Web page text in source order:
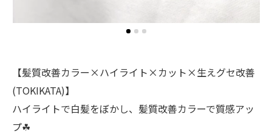
【髪質改善カラー×ハイライト×カット×生えグセ改善
(TOKIKATA)】
ハイライトで白髪をぼかし、髪質改善カラーで質感アッ
プ☘︎